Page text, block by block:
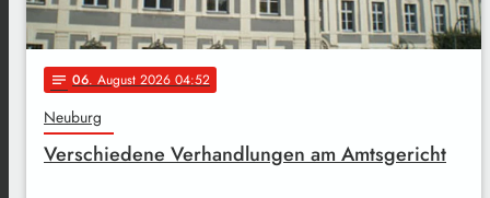
notes 06. August 2026 04:52
Neuburg
Verschiedene Verhandlungen am Amtsgericht